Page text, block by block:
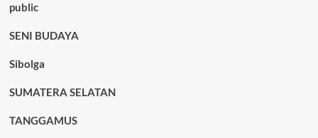
public
SENI BUDAYA
Sibolga
SUMATERA SELATAN
TANGGAMUS